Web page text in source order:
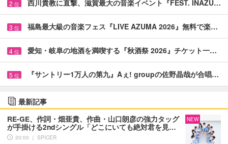
2 位 西川貴教に直撃、滋賀最大の音楽イベント『FEST. INAZU…
3 位 福島最大級の音楽フェス『LIVE AZUMA 2026』無料で楽…
4 位 愛知・岐阜の地酒を満喫する『秋酒祭 2026』チケット一…
5 位 『サントリー1万人の第九』Aぇ! groupの佐野晶哉が合唱…
最新記事
RE-GE、作詞・畑亜貴、作曲・山口朗彦の強力タッグ
が手掛ける2ndシングル「どこにいても絶対君を見…
20:00 ｜ SPICER
NEW